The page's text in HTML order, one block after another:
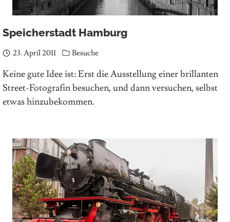
Speicherstadt Hamburg
23. April 2011 Besuche
Keine gute Idee ist: Erst die Ausstellung einer brillanten
Street-Fotografin besuchen, und dann versuchen, selbst
etwas hinzubekommen.